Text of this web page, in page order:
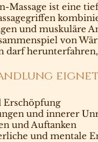
Massage ist eine
und muskuläre
von
darf
Erschöpfung
und innerer
und Auftanken
und mentale